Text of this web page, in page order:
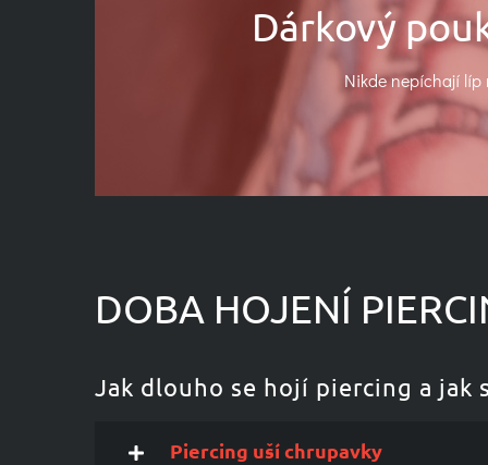
Dárkový
Nikde nepíchají líp
DOBA HOJENÍ
Jak dlouho se hojí piercing a jak
Piercing uší chrupavky